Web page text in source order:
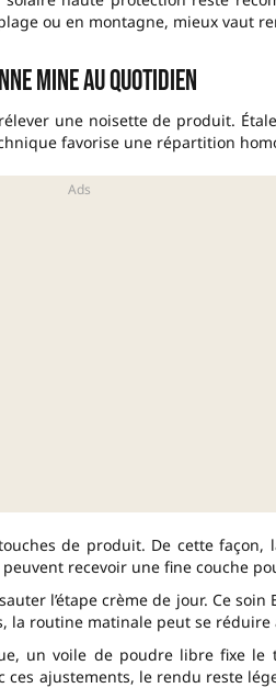
ou en montagne, mieux vaut
mine au quotidien
une noisette de produit.
favorise une répartition
de produit. De cette
recevoir une fine couche
l’étape crème de jour. Ce
la routine matinale peut se
un voile de poudre libre fixe le
ces ajustements, le rendu reste